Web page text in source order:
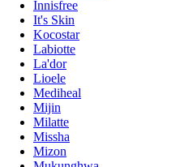
Innisfree
It's Skin
Kocostar
Labiotte
La'dor
Lioele
Mediheal
Mijin
Milatte
Missha
Mizon